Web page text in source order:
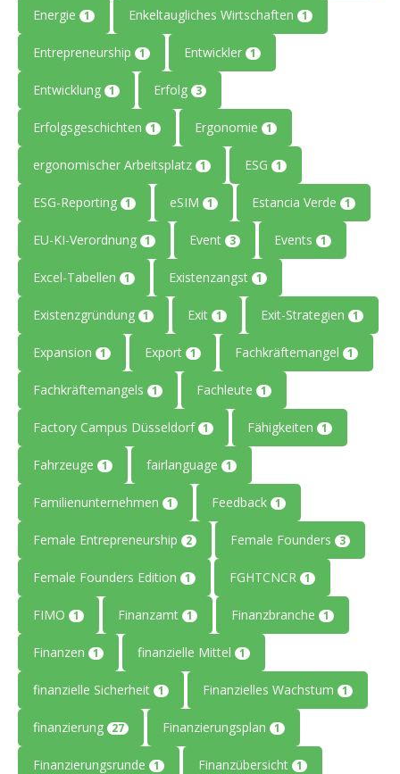
Energie 1 Enkeltaugliches Wirtschaften 1
Entrepreneurship 1 Entwickler 1
Entwicklung 1 Erfolg 3
Erfolgsgeschichten 1 Ergonomie 1
ergonomischer Arbeitsplatz 1 ESG 1
ESG-Reporting 1 eSIM 1 Estancia Verde 1
EU-KI-Verordnung 1 Event 3 Events 1
Excel-Tabellen 1 Existenzangst 1
Existenzgründung 1 Exit 1 Exit-Strategien 1
Expansion 1 Export 1 Fachkräftemangel 1
Fachkräftemangels 1 Fachleute 1
Factory Campus Düsseldorf 1 Fähigkeiten 1
Fahrzeuge 1 fairlanguage 1
Familienunternehmen 1 Feedback 1
Female Entrepreneurship 2 Female Founders 3
Female Founders Edition 1 FGHTCNCR 1
FIMO 1 Finanzamt 1 Finanzbranche 1
Finanzen 1 finanzielle Mittel 1
finanzielle Sicherheit 1 Finanzielles Wachstum 1
finanzierung 27 Finanzierungsplan 1
Finanzierungsrunde 1 Finanzübersicht 1